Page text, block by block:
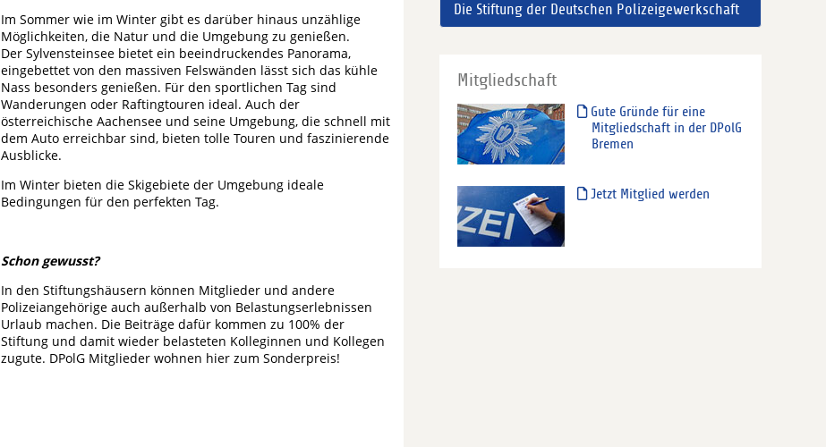
Im Sommer wie im Winter gibt es darüber hinaus unzählige
Möglichkeiten, die Natur und die Umgebung zu genießen.
Der Sylvensteinsee bietet ein beeindruckendes Panorama,
eingebettet von den massiven Felswänden lässt sich das kühle
Nass besonders genießen. Für den sportlichen Tag sind
Wanderungen oder Raftingtouren ideal. Auch der
österreichische Aachensee und seine Umgebung, die schnell mit
dem Auto erreichbar sind, bieten tolle Touren und faszinierende
Ausblicke.
Im Winter bieten die Skigebiete der Umgebung ideale
Bedingungen für den perfekten Tag.
Schon gewusst?
In den Stiftungshäusern können Mitglieder und andere
Polizeiangehörige auch außerhalb von Belastungserlebnissen
Urlaub machen. Die Beiträge dafür kommen zu 100% der
Stiftung und damit wieder belasteten Kolleginnen und Kollegen
zugute. DPolG Mitglieder wohnen hier zum Sonderpreis!
Die Stiftung der Deutschen Polizeigewerkschaft
Mitgliedschaft
Gute Gründe für eine
Mitgliedschaft in der DPolG
Bremen
Jetzt Mitglied werden